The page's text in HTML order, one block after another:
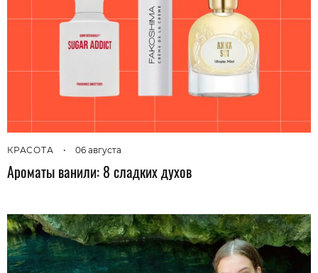
КРАСОТА • 06 августа
Ароматы ванили: 8 сладких духов